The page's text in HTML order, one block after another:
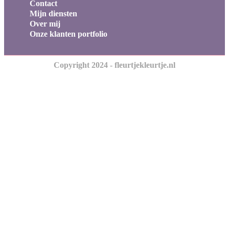
Contact
Mijn diensten
Over mij
Onze klanten portfolio
Copyright 2024 - fleurtjekleurtje.nl